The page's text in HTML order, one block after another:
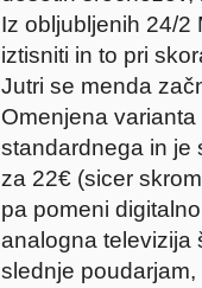
Iz obljubljenih 24/2
iztisniti in to pri
Jutri se menda
Omenjena
standardnega in je
za 22€ (sicer
pa pomeni
analogna televizija
slednje